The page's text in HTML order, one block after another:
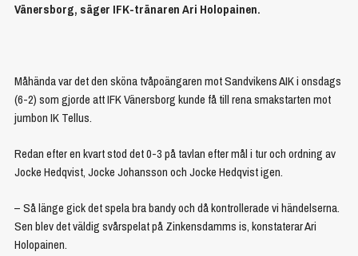
Vänersborg, säger IFK-tränaren Ari Holopainen.
Måhända var det den sköna tvåpoängaren mot Sandvikens AIK i onsdags
(6-2) som gjorde att IFK Vänersborg kunde få till rena smakstarten mot
jumbon IK Tellus.
Redan efter en kvart stod det 0-3 på tavlan efter mål i tur och ordning av
Jocke Hedqvist, Jocke Johansson och Jocke Hedqvist igen.
– Så länge gick det spela bra bandy och då kontrollerade vi händelserna.
Sen blev det väldig svårspelat på Zinkensdamms is, konstaterar Ari
Holopainen.